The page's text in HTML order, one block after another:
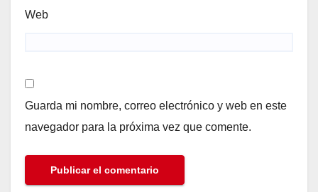
Web
Guarda mi nombre, correo electrónico y web en este
navegador para la próxima vez que comente.